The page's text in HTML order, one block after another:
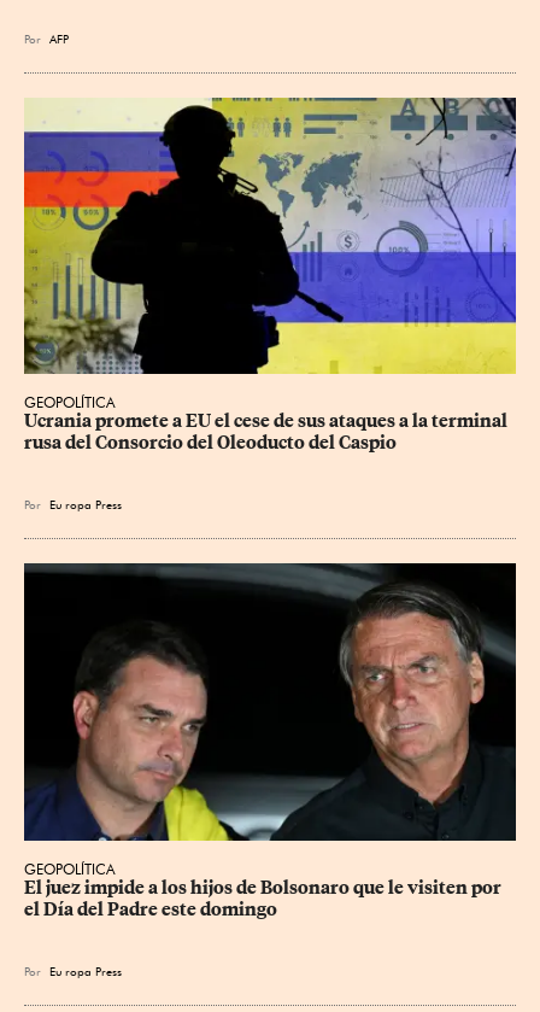
Por AFP
GEOPOLÍTICA
Ucrania promete a EU el cese de sus ataques a la terminal
rusa del Consorcio del Oleoducto del Caspio
Por Eu ropa Press
GEOPOLÍTICA
El juez impide a los hijos de Bolsonaro que le visiten por
el Día del Padre este domingo
Por Eu ropa Press